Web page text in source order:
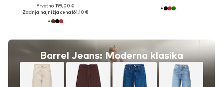
Prvotno: 199,00 €
Zadnja najnižja cena161,10 €
Barrel Jeans: Moderna klasika